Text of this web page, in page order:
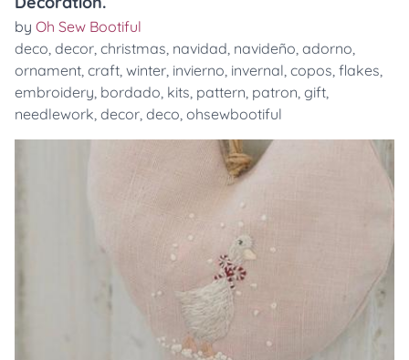
by Oh Sew Bootiful
deco, decor, christmas, navidad, navideño, adorno,
ornament, craft, winter, invierno, invernal, copos, flakes,
embroidery, bordado, kits, pattern, patron, gift,
needlework, decor, deco, ohsewbootiful